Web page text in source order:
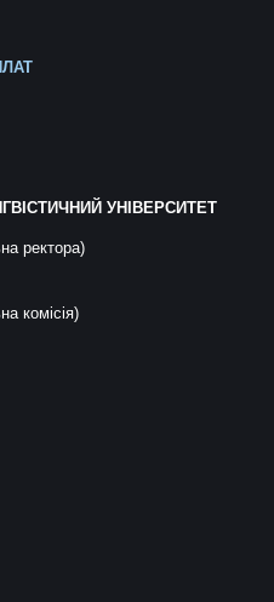
УНІВЕРСИТЕТ
ректора)
комісія)